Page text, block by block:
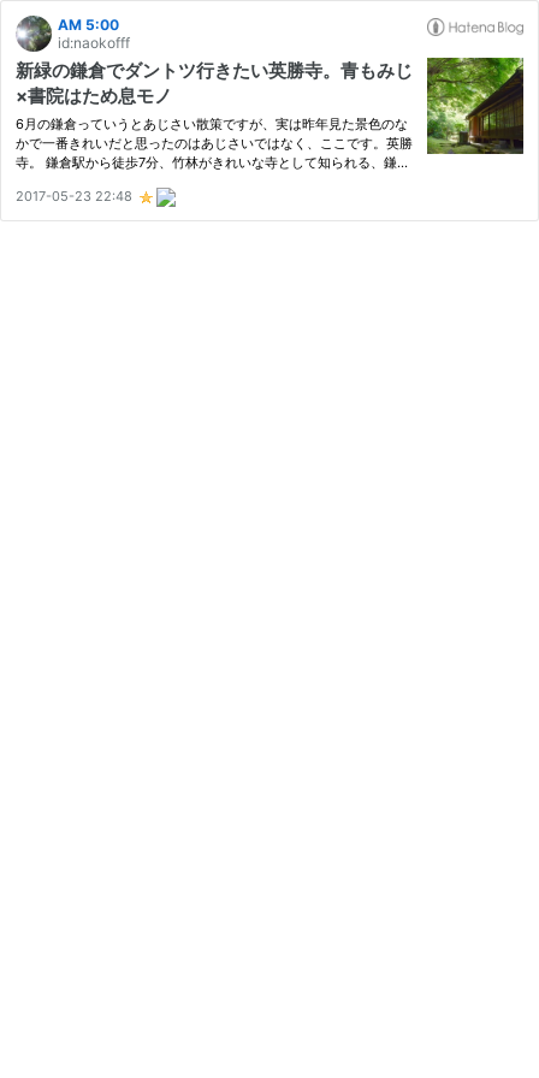
AM 5:00
id:naokofff
新緑の鎌倉でダントツ行きたい英勝寺。青もみじ
×書院はため息モノ
6月の鎌倉っていうとあじさい散策ですが、実は昨年見た景色のな
かで一番きれいだと思ったのはあじさいではなく、ここです。英勝
寺。 鎌倉駅から徒歩7分、竹林がきれいな寺として知られる、鎌倉
姿がとてもきれいなのです。
2017-05-23 22:48